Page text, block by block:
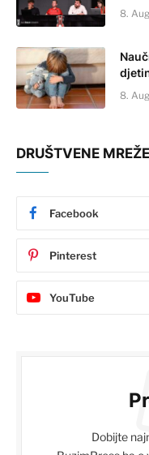
8.
8.
DRUŠTVENE MREŽE
Facebook
Pinterest
YouTube
Dobijte